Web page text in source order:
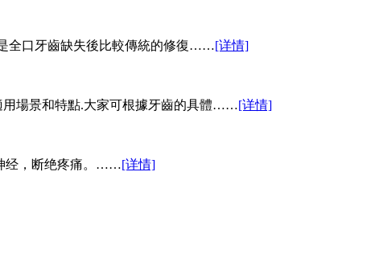
全口牙齒缺失後比較傳統的修復……[详情]
用場景和特點.大家可根據牙齒的具體……[详情]
经，断绝疼痛。……[详情]